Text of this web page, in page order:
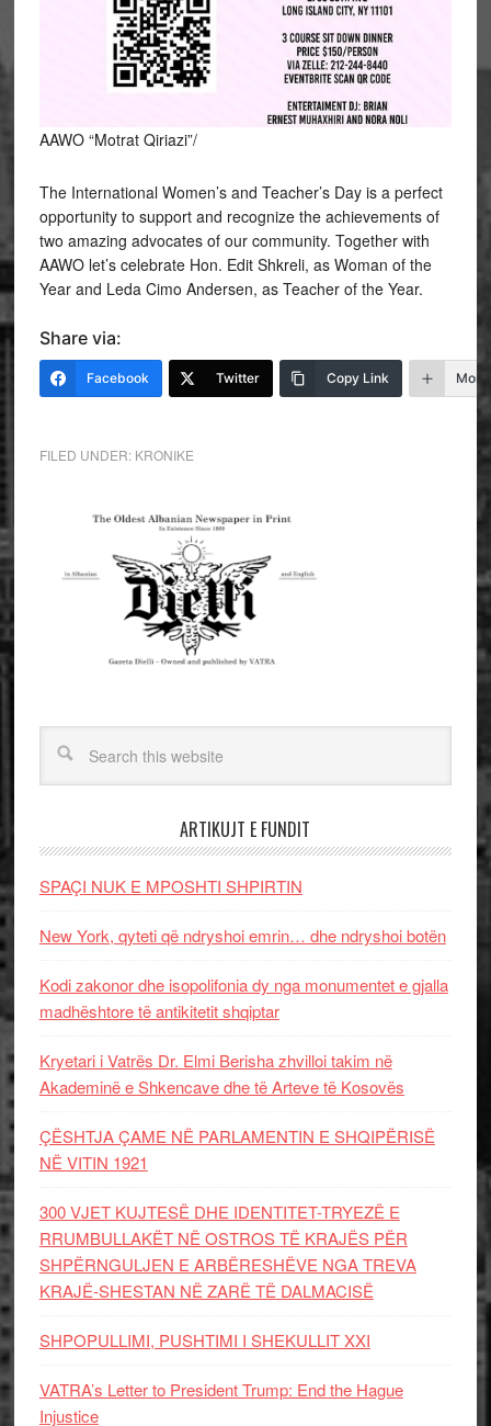
AAWO “Motrat Qiriazi”/
The International Women’s and Teacher’s Day is a perfect
opportunity to support and recognize the achievements of
two amazing advocates of our community. Together with
AAWO let’s celebrate Hon. Edit Shkreli, as Woman of the
Year and Leda Cimo Andersen, as Teacher of the Year.
Share via:
Facebook Twitter Copy Link More
FILED UNDER: KRONIKE
ARTIKUJT E FUNDIT
SPAÇI NUK E MPOSHTI SHPIRTIN
New York, qyteti që ndryshoi emrin… dhe ndryshoi botën
Kodi zakonor dhe isopolifonia dy nga monumentet e gjalla
madhështore të antikitetit shqiptar
Kryetari i Vatrës Dr. Elmi Berisha zhvilloi takim në
Akademinë e Shkencave dhe të Arteve të Kosovës
ÇËSHTJA ÇAME NË PARLAMENTIN E SHQIPËRISË
NË VITIN 1921
300 VJET KUJTESË DHE IDENTITET-TRYEZË E
RRUMBULLAKËT NË OSTROS TË KRAJËS PËR
SHPËRNGULJEN E ARBËRESHËVE NGA TREVA
KRAJË-SHESTAN NË ZARË TË DALMACISË
SHPOPULLIMI, PUSHTIMI I SHEKULLIT XXI
VATRA’s Letter to President Trump: End the Hague
Injustice